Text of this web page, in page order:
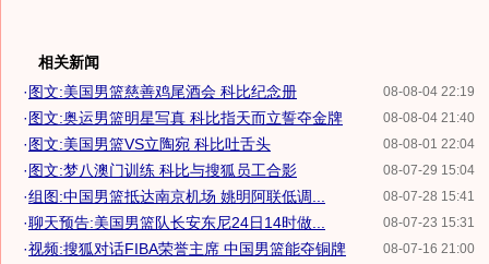
相关新闻
08-08-04 22:19
·图文:美国男篮慈善鸡尾酒会 科比纪念册
08-08-04 21:40
·图文:奥运男篮明星写真 科比指天而立誓夺金牌
08-08-01 22:04
·图文:美国男篮VS立陶宛 科比吐舌头
08-07-29 15:04
·图文:梦八澳门训练 科比与搜狐员工合影
08-07-28 15:41
·组图:中国男篮抵达南京机场 姚明阿联低调...
08-07-23 15:31
·聊天预告:美国男篮队长安东尼24日14时做...
08-07-16 21:00
·视频:搜狐对话FIBA荣誉主席 中国男篮能夺铜牌